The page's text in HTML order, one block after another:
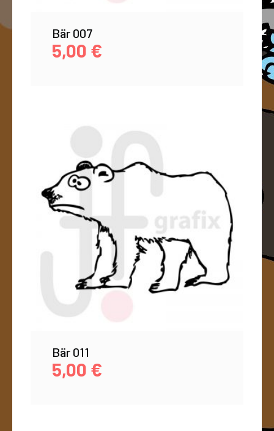
Bär 007
5,00 €
Bär 011
5,00 €